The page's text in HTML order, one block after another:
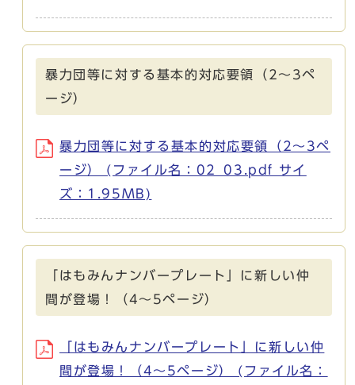
暴力団等に対する基本的対応要領（2～3ペ
ージ）
暴力団等に対する基本的対応要領（2～3ペ
ージ） (ファイル名：02_03.pdf サイ
ズ：1.95MB)
「はもみんナンバープレート」に新しい仲
間が登場！（4～5ページ）
「はもみんナンバープレート」に新しい仲
間が登場！（4～5ページ） (ファイル名：